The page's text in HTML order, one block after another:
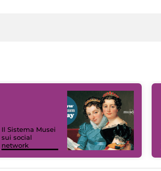
Il Sistema Musei
sui social
network